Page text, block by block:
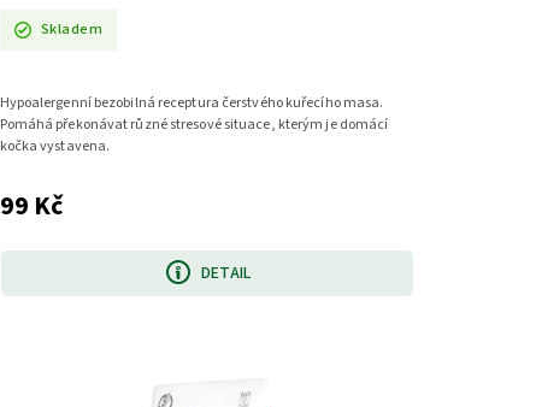
Skladem
99 Kč
DETAIL
Hypoalergenní bezobilná receptura čerstvého kuřecího masa.
Pomáhá překonávat různé stresové situace, kterým je domácí
kočka vystavena.